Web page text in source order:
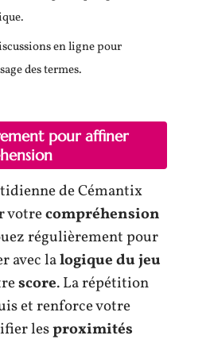
en ligne pour
des termes.
pour affiner
de Cémantix
votrecompréhension
régulièrement pour
avec lalogique du jeu
score. La répétition
et renforce votre
lesproximités